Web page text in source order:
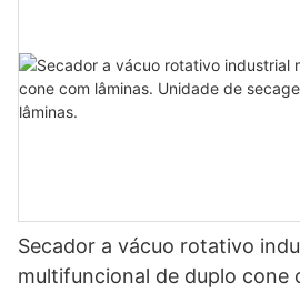
Secador a vácuo rotativo
multifuncional de duplo cone